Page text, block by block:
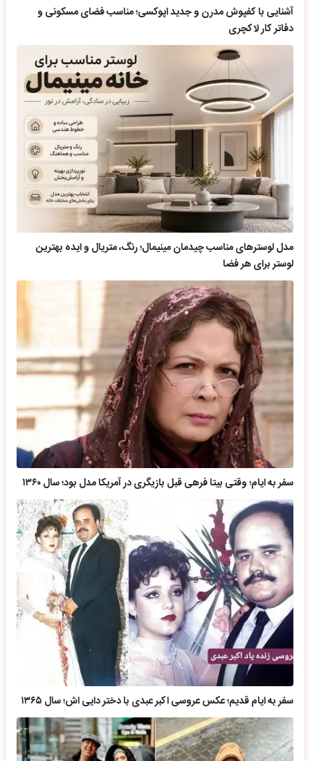
آشنایی با کفپوش مدرن و جدید اپوکسی؛ مناسب فضای مسکونی و
دفاتر کار لاکچری
مدل لوسترهای مناسب چیدمان مینیمال؛ رنگ، متریال و ایده بهترین
لوستر برای هر فضا
سفر به ایام؛ وقتی بیتا فرهی قبل بازیگری در آمریکا مدل بود؛ سال ۱۳۶۰
سفر به ایام قدیم؛ عکس عروسی اکبر عبدی با دختر دایی اش؛ سال ۱۳۶۵